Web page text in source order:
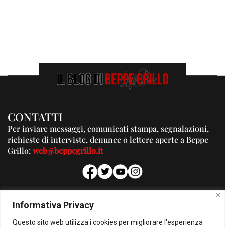
Informativa Privacy
Questo sito web utilizza i cookies per migliorare l'esperienza
CONTATTI
Per inviare messaggi, comunicati stampa, segnalazioni,
richieste di interviste, denunce o lettere aperte a Beppe
Grillo:web@beppegrillo.it
PUBBLICITA'
Per la tua pubblicità su questo Blog:
pubblicita@beppegrillo.it